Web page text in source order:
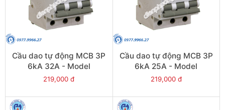
Cầu dao tự động MCB 3P
6kA 32A - Model
PS45S/C3032
219,000 đ
Cầu dao tự động MCB 3P
6kA 25A - Model
PS45S/C3025
219,000 đ